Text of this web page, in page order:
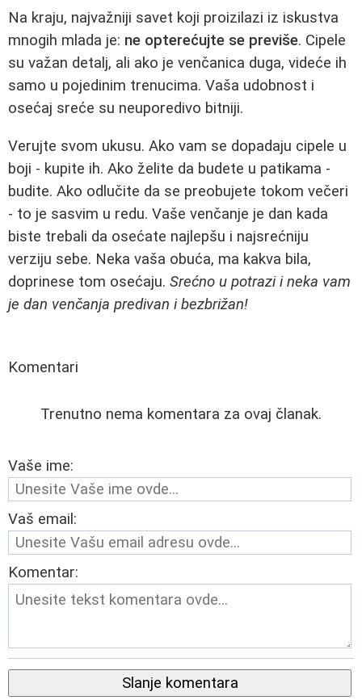
Na kraju, najvažniji savet koji proizilazi iz iskustva
mnogih mlada je: ne opterećujte se previše. Cipele
su važan detalj, ali ako je venčanica duga, videće ih
samo u pojedinim trenucima. Vaša udobnost i
osećaj sreće su neuporedivo bitniji.
Verujte svom ukusu. Ako vam se dopadaju cipele u
boji - kupite ih. Ako želite da budete u patikama -
budite. Ako odlučite da se preobujete tokom večeri
- to je sasvim u redu. Vaše venčanje je dan kada
biste trebali da osećate najlepšu i najsrećniju
verziju sebe. Neka vaša obuća, ma kakva bila,
doprinese tom osećaju. Srećno u potrazi i neka vam
je dan venčanja predivan i bezbrižan!
Komentari
Trenutno nema komentara za ovaj članak.
Vaše ime:
Vaš email:
Komentar:
Slanje komentara